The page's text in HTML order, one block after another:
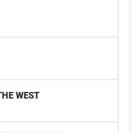
WEST